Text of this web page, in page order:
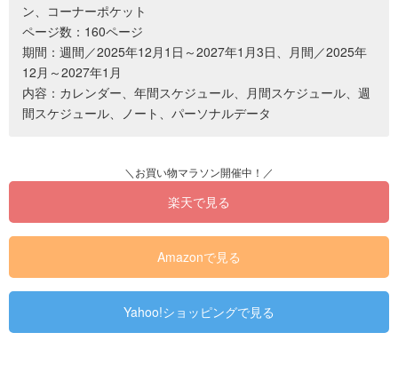
ン、コーナーポケット
ページ数：160ページ
期間：週間／2025年12月1日～2027年1月3日、月間／2025年
12月～2027年1月
内容：カレンダー、年間スケジュール、月間スケジュール、週
間スケジュール、ノート、パーソナルデータ
楽天で見る
Amazonで見る
Yahoo!ショッピングで見る